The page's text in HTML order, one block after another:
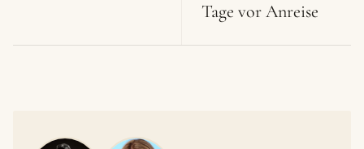
Tage vor Anreise